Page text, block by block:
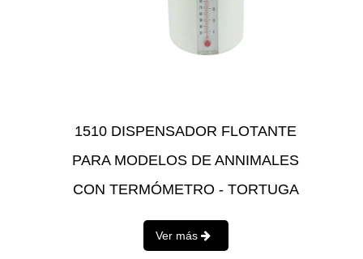
1510 DISPENSADOR FLOTANTE
PARA MODELOS DE ANNIMALES
CON TERMÓMETRO - TORTUGA
Ver más